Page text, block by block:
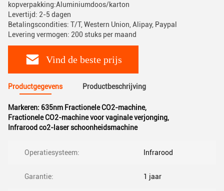
kopverpakking:Aluminiumdoos/karton
Levertijd: 2-5 dagen
Betalingscondities: T/T, Western Union, Alipay, Paypal
Levering vermogen: 200 stuks per maand
Vind de beste prijs
Productgegevens Productbeschrijving
Markeren: 635nm Fractionele CO2-machine,
Fractionele CO2-machine voor vaginale verjonging,
Infrarood co2-laser schoonheidsmachine
Operatiesysteem: Infrarood
Garantie: 1 jaar